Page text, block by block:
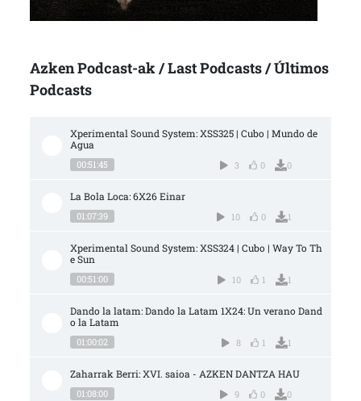
Azken Podcast-ak / Last Podcasts / Últimos
Podcasts
Xperimental Sound System: XSS325 | Cubo | Mundo de
Agua
00:51:45 3 0 0
La Bola Loca: 6X26 Einar
01:07:39 10 0 1
Xperimental Sound System: XSS324 | Cubo | Way To Th
e Sun
00:51:00 10 1 1
Dando la latam: Dando la Latam 1X24: Un verano Dand
o la Latam
01:00:02 8 1 1
Zaharrak Berri: XVI. saioa - AZKEN DANTZA HAU
01:08:00 9 0 0